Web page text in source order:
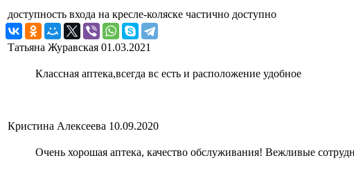
доступность входа на кресле-коляске частично доступно
Татьяна Журавская 01.03.2021
Классная аптека,всегда вс есть и расположение удобное
Кристина Алексеева 10.09.2020
Очень хорошая аптека, качество обслуживания! Вежливые